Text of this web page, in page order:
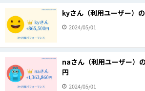
kyさん（利用ユーザー）
2024/05/01
naさん（利用ユーザー）
円
2024/05/01